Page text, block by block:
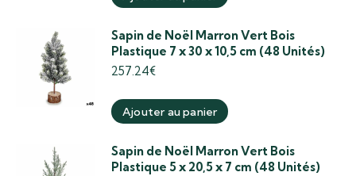
Sapin de Noël Marron Vert Bois
Plastique 7 x 30 x 10,5 cm (48 Unités)
257.24€
Ajouter au panier
Sapin de Noël Marron Vert Bois
Plastique 5 x 20,5 x 7 cm (48 Unités)